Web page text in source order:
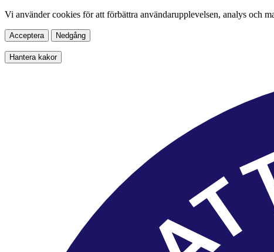
Vi använder cookies för att förbättra användarupplevelsen, analys och
Acceptera Nedgång
Hantera kakor